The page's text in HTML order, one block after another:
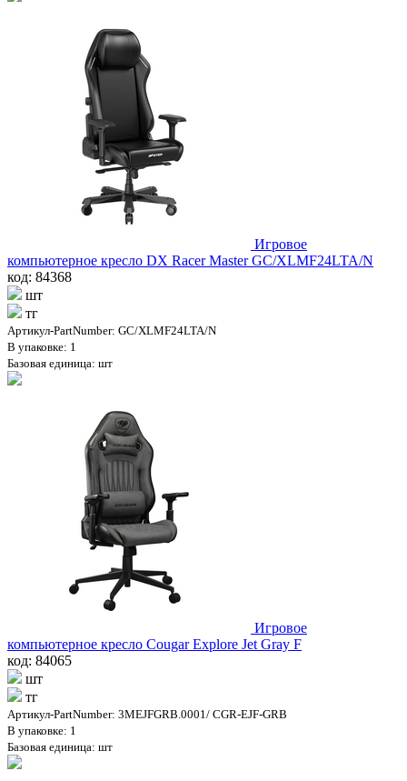
Игровое
компьютерное кресло DX Racer Master GC/XLMF24LTA/N
код: 84368
шт
тг
Артикул-PartNumber: GC/XLMF24LTA/N
В упаковке: 1
Базовая единица: шт
Игровое
компьютерное кресло Cougar Explore Jet Gray F
код: 84065
шт
тг
Артикул-PartNumber: 3MEJFGRB.0001/ CGR-EJF-GRB
В упаковке: 1
Базовая единица: шт